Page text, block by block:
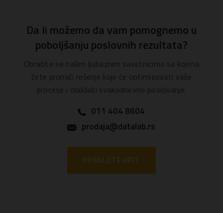
Da li možemo da vam pomognemo u
poboljšanju poslovnih rezultata?
Obratite se našim ljubaznim savetnicima sa kojima
ćete pronaći rešenje koje će optimizovati vaše
procese i olakšati svakodnevno poslovanje.
011 404 8604
prodaja@datalab.rs
POŠALJITE UPIT